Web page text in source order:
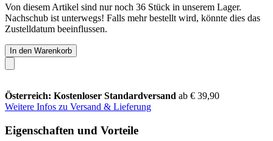
Von diesem Artikel sind nur noch 36 Stück in unserem Lager.
Nachschub ist unterwegs! Falls mehr bestellt wird, könnte dies das
Zustelldatum beeinflussen.
In den Warenkorb
Österreich: Kostenloser Standardversand ab € 39,90
Weitere Infos zu Versand & Lieferung
Eigenschaften und Vorteile